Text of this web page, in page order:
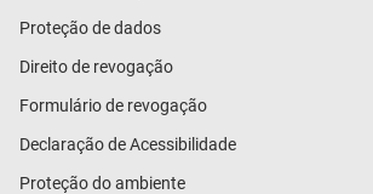
Proteção de dados
Direito de revogação
Formulário de revogação
Declaração de Acessibilidade
Proteção do ambiente